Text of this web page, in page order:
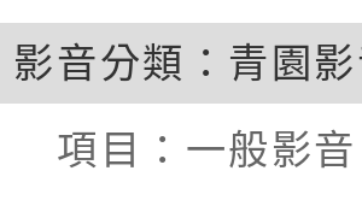
影音分類： 青園
項目： 一般影音